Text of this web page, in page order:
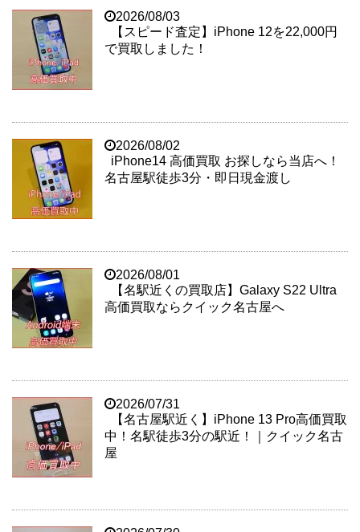
2026/08/03
【スピード査定】iPhone 12を22,000円
で買取しました！
2026/08/02
iPhone14 高価買取 お探しなら当店へ！
名古屋駅徒歩3分・即日現金渡し
2026/08/01
【名駅近くの買取店】Galaxy S22 Ultra
高価買取ならクイック名古屋へ
2026/07/31
【名古屋駅近く】iPhone 13 Pro高価買取
中！名駅徒歩3分の駅近！｜クイック名古
屋